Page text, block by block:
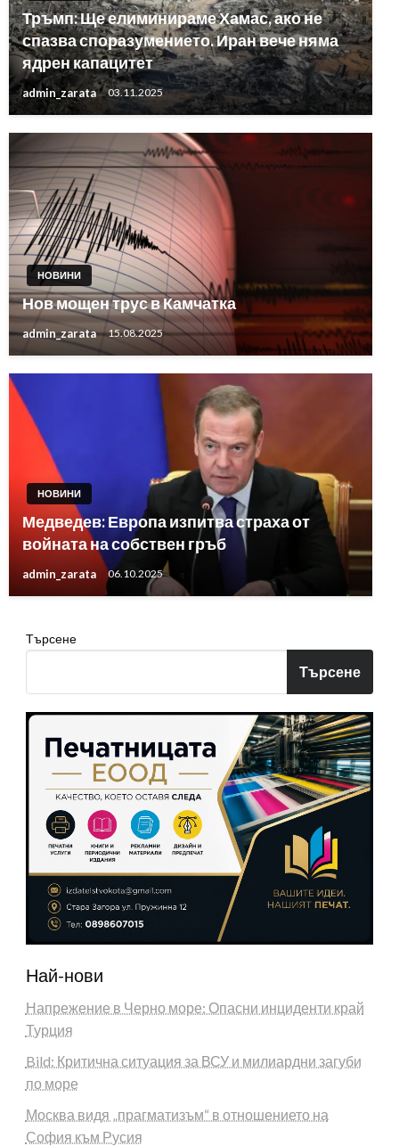
Тръмп: Ще елиминираме Хамас, ако не
спазва споразумението. Иран вече няма
ядрен капацитет
admin_zarata 03.11.2025
НОВИНИ
Нов мощен трус в Камчатка
admin_zarata 15.08.2025
НОВИНИ
Медведев: Европа изпитва страха от
войната на собствен гръб
admin_zarata 06.10.2025
Търсене
Търсене
Най-нови
Напрежение в Черно море: Опасни инциденти край
Турция
Bild: Критична ситуация за ВСУ и милиардни загуби
по море
Москва видя „прагматизъм“ в отношението на
София към Русия